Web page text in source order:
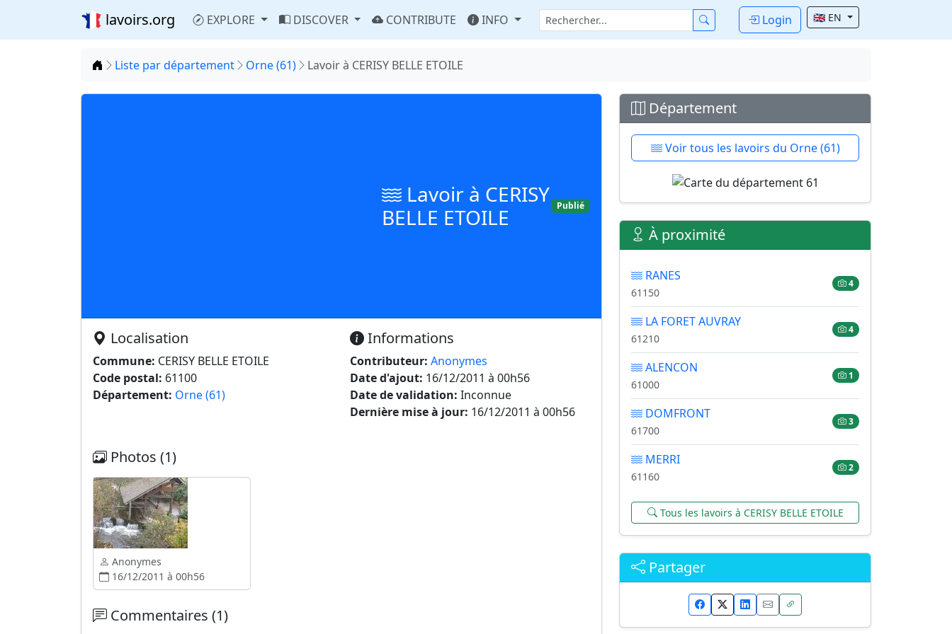
lavoirs.org EXPLORE DISCOVER CONTRIBUTE INFO Login 🇬🇧 EN
Accueil
Liste par département Orne (61) Lavoir à CERISY BELLE ETOILE
Lavoir à CERISY
BELLE ETOILE
Publié
Localisation
Commune: CERISY BELLE ETOILE
Code postal: 61100
Département: Orne (61)
Informations
Contributeur: Anonymes
Date d'ajout: 16/12/2011 à 00h56
Date de validation: Inconnue
Dernière mise à jour: 16/12/2011 à 00h56
Photos (1)
Anonymes
16/12/2011 à 00h56
Commentaires (1)
Département
Voir tous les lavoirs du Orne (61)
À proximité
RANES
61150
4
LA FORET AUVRAY
61210
4
ALENCON
61000
1
DOMFRONT
61700
3
MERRI
61160
2
Tous les lavoirs à CERISY BELLE ETOILE
Partager